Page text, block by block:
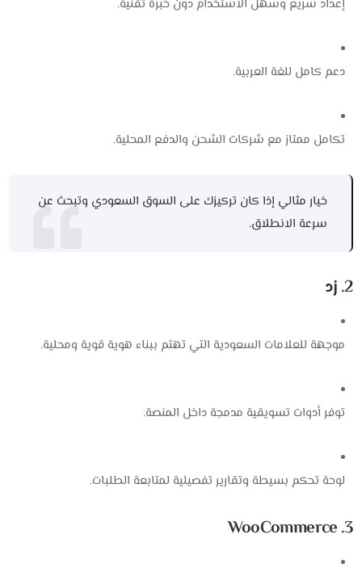
إعداد سريع وسهل الاستخدام دون خبرة تقنية.
دعم كامل للغة العربية.
تكامل ممتاز مع شركات الشحن والدفع المحلية.
خيار مثالي إذا كان تركيزك على السوق السعودي وتبحث عن
سرعة الانطلاق.
2. زد
موجهة للعلامات السعودية التي تهتم ببناء هوية قوية ومحلية.
توفر أدوات تسويقية مدمجة داخل المنصة.
لوحة تحكم بسيطة وتقارير تفصيلية لمتابعة الطلبات.
3. WooCommerce